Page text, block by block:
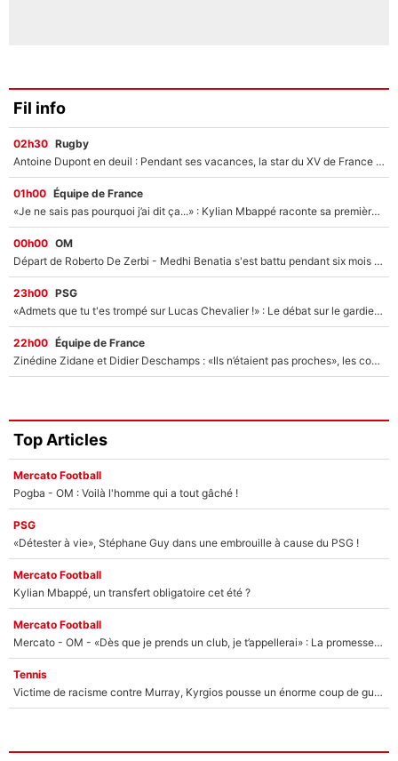
Fil info
02h30 Rugby
Antoine Dupont en deuil : Pendant ses vacances, la star du XV de France a perdu sa grand-mère
01h00 Équipe de France
«Je ne sais pas pourquoi j’ai dit ça...» : Kylian Mbappé raconte sa première rencontre avec Zinédine Zidane (et c’est très drôle)
00h00 OM
Départ de Roberto De Zerbi - Medhi Benatia s'est battu pendant six mois pour le retenir à l'OM, le PSG a été le naufrage de trop : «Je pars avec toi»
23h00 PSG
«Admets que tu t'es trompé sur Lucas Chevalier !» : Le débat sur le gardien du PSG vire au clash à l'After Foot
22h00 Équipe de France
Zinédine Zidane et Didier Deschamps : «Ils n’étaient pas proches», les confidences d’un membre de l’équipe de France 1998 sur leur relation spéciale
Top Articles
Mercato Football
Pogba - OM : Voilà l'homme qui a tout gâché !
PSG
«Détester à vie», Stéphane Guy dans une embrouille à cause du PSG !
Mercato Football
Kylian Mbappé, un transfert obligatoire cet été ?
Mercato Football
Mercato - OM - «Dès que je prends un club, je t’appellerai» : La promesse de Marcelino au moment de claquer la porte
Tennis
Victime de racisme contre Murray, Kyrgios pousse un énorme coup de gueule !